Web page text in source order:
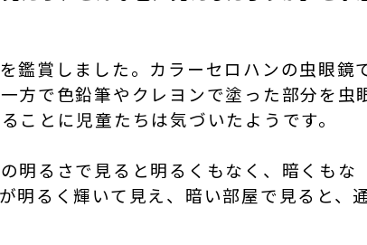
鑑賞しました。カラーセロハンの虫眼鏡
方で色鉛筆やクレヨンで塗った部分を虫
とに児童たちは気づいたようです。
明るさで見ると明るくもなく、暗くもな
明るく輝いて見え、暗い部屋で見ると、